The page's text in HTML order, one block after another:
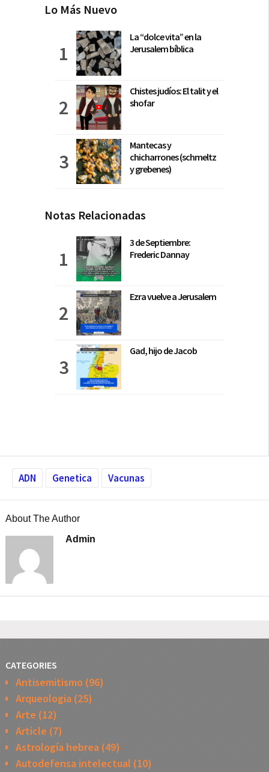
Lo Más Nuevo
La “dolce vita” en la
Jerusalem bíblica
Chistes judíos: El talit y el
shofar
Mantecas y
chicharrones (schmeltz
y grebenes)
Notas Relacionadas
3 de Septiembre:
Frederic Dannay
Ezra vuelve a Jerusalem
Gad, hijo de Jacob
ADN Genetica Vacunas
About The Author
Admin
CATEGORIES
Antisemitismo (96)
Arqueologia(25)
Arte (12)
Article (7)
Astrología hebrea(49)
Autodefensa intelectual (10)